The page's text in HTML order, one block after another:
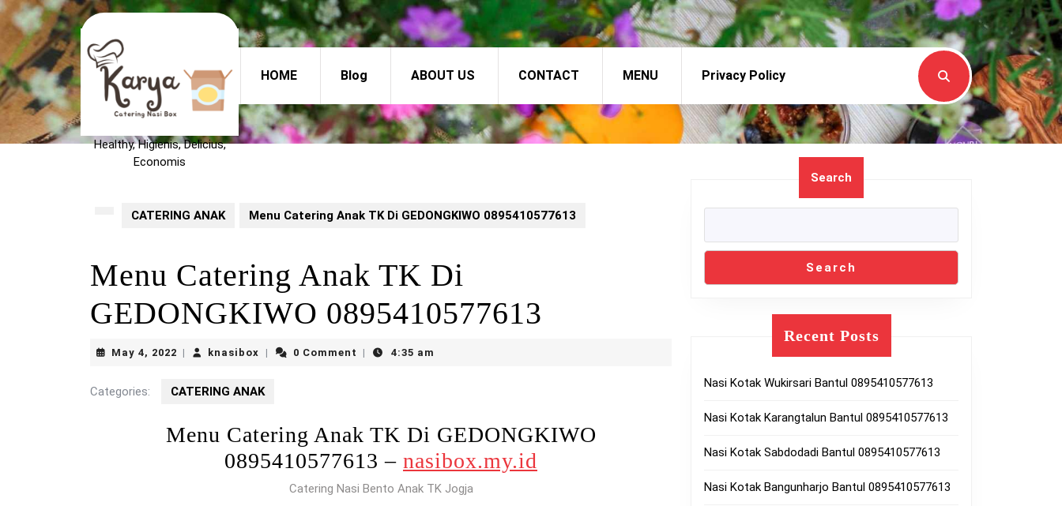
Skip
to
content
Healthy, Higienis, Delicius,
Economis
HOME Blog ABOUT US CONTACT MENU Privacy Policy
CATERING ANAK Menu Catering Anak TK Di GEDONGKIWO 0895410577613
Menu Catering Anak TK Di
GEDONGKIWO 0895410577613
May 4, 2022 May
knasibox knasibox0 Comment 4:35 am
Categories: CATERING ANAK
Menu Catering Anak TK Di GEDONGKIWO
0895410577613 – nasibox.my.id
Catering Nasi Bento Anak TK Jogja
Search
Search
Recent Posts
Nasi Kotak Wukirsari Bantul 0895410577613
Nasi Kotak Karangtalun Bantul 0895410577613
Nasi Kotak Sabdodadi Bantul 0895410577613
Nasi Kotak Bangunharjo Bantul 0895410577613